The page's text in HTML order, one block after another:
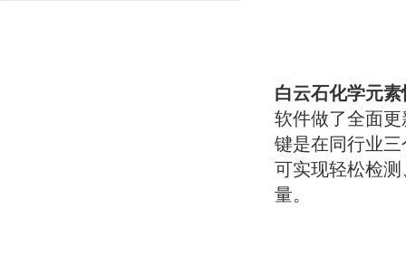
白云石化学元
软件做了全面
键是在同行业
可实现轻松检
量。